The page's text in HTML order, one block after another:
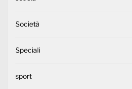
Società
Speciali
sport